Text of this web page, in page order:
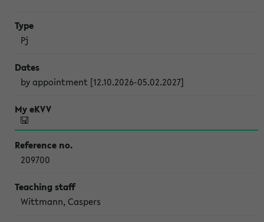
Pj
by appointment [12.10.2026-05.02.2027]
209700
Wittmann, Caspers